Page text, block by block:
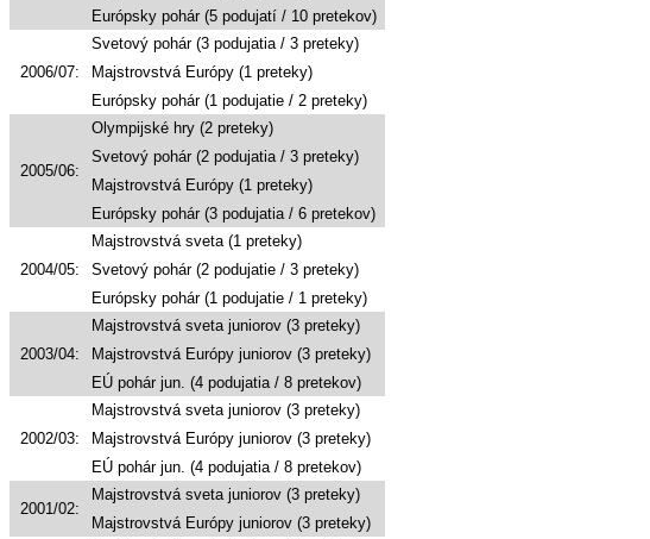
Európsky pohár (5 podujatí / 10 pretekov)
2006/07:
Svetový pohár (3 podujatia / 3 preteky)
Majstrovstvá Európy (1 preteky)
Európsky pohár (1 podujatie / 2 preteky)
2005/06:
Olympijské hry (2 preteky)
Svetový pohár (2 podujatia / 3 preteky)
Majstrovstvá Európy (1 preteky)
Európsky pohár (3 podujatia / 6 pretekov)
2004/05:
Majstrovstvá sveta (1 preteky)
Svetový pohár (2 podujatie / 3 preteky)
Európsky pohár (1 podujatie / 1 preteky)
2003/04:
Majstrovstvá sveta juniorov (3 preteky)
Majstrovstvá Európy juniorov (3 preteky)
EÚ pohár jun. (4 podujatia / 8 pretekov)
2002/03:
Majstrovstvá sveta juniorov (3 preteky)
Majstrovstvá Európy juniorov (3 preteky)
EÚ pohár jun. (4 podujatia / 8 pretekov)
2001/02:
Majstrovstvá sveta juniorov (3 preteky)
Majstrovstvá Európy juniorov (3 preteky)